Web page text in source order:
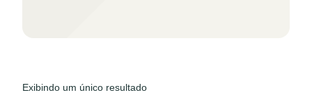
Exibindo um único resultado